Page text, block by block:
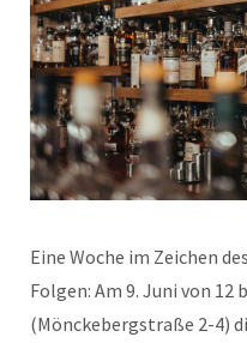
Eine Woche im Zeichen
Folgen: Am 9. Juni von
(Mönckebergstraße 2-4)